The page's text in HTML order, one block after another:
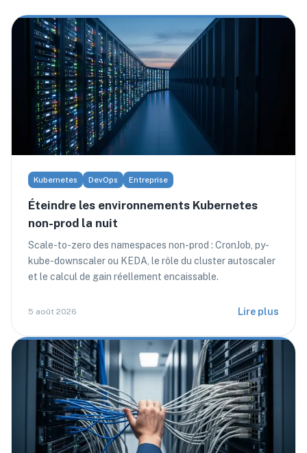
Kubernetes DevOps Entreprise
Éteindre les environnements Kubernetes
non-prod la nuit
Scale-to-zero des namespaces non-prod : CronJob, py-
kube-downscaler ou KEDA, le rôle du cluster autoscaler
et le calcul de gain réellement encaissable.
5 août 2026 Lire plus